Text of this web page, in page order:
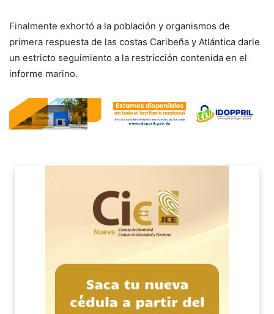
Finalmente exhortó a la población y organismos de
primera respuesta de las costas Caribeña y Atlántica darle
un estricto seguimiento a la restricción contenida en el
informe marino.